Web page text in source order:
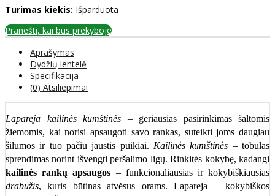
Turimas kiekis: Išparduota
Pranešti, kai bus prekyboje
Aprašymas
Dydžių lentelė
Specifikacija
(0) Atsiliepimai
Lapareja kailinės kumštinės – geriausias pasirinkimas šaltomis
žiemomis, kai norisi apsaugoti savo rankas, suteikti joms daugiau
šilumos ir tuo pačiu jaustis puikiai. Kailinės kumštinės – tobulas
sprendimas norint išvengti peršalimo ligų. Rinkitės kokybę, kadangi
kailinės rankų apsaugos – funkcionaliausias ir kokybiškiausias
drabužis, kuris būtinas atvėsus orams. Lapareja – kokybiškos